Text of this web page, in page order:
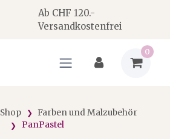
Ab CHF 120.-
Versandkostenfrei
0
Shop
Farben und Malzubehör
PanPastel